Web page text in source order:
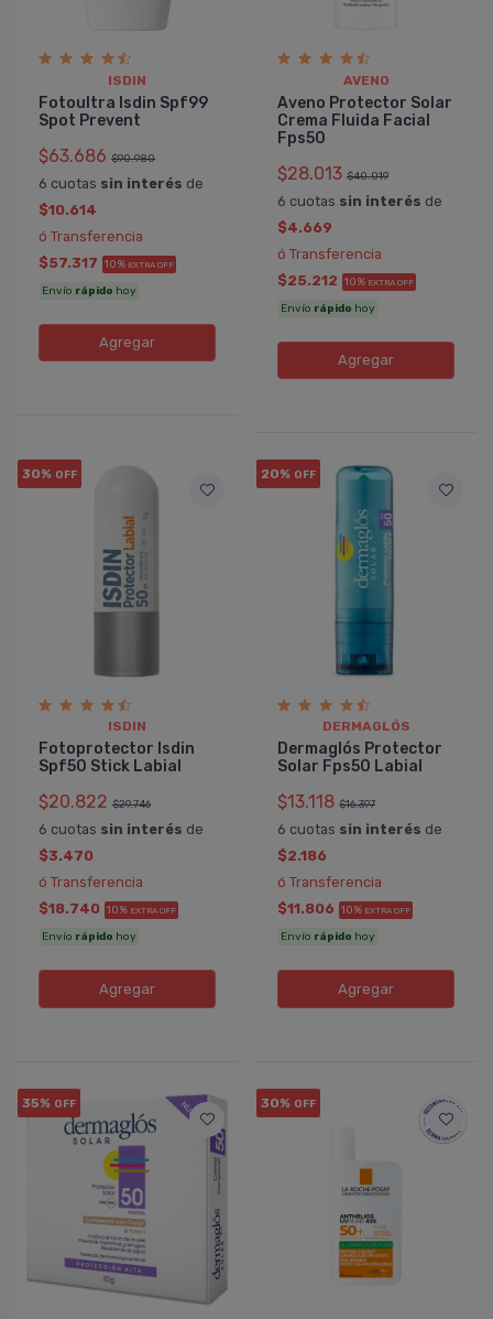
ISDIN
Fotoultra Isdin Spf99
Spot Prevent
$63.686 $90.980
6 cuotas sin interés de
$10.614
ó Transferencia
$57.317 10% EXTRA OFF
Envío rápido hoy
Agregar
AVENO
Aveno Protector Solar
Crema Fluida Facial
Fps50
$28.013 $40.019
6 cuotas sin interés de
$4.669
ó Transferencia
$25.212 10% EXTRA OFF
Envío rápido hoy
Agregar
30% OFF
ISDIN
Fotoprotector Isdin
Spf50 Stick Labial
$20.822 $29.746
6 cuotas sin interés de
$3.470
ó Transferencia
$18.740 10% EXTRA OFF
Envío rápido hoy
Agregar
20% OFF
DERMAGLÓS
Dermaglós Protector
Solar Fps50 Labial
$13.118 $16.397
6 cuotas sin interés de
$2.186
ó Transferencia
$11.806 10% EXTRA OFF
Envío rápido hoy
Agregar
35% OFF 30% OFF